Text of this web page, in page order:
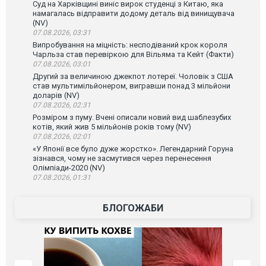
Суд на Харківщині виніс вирок студенці з Китаю, яка
намагалась відправити додому деталь від винищувача
(NV)
07.08.2026, 03:31
Випробування на міцність: несподіваний крок короля
Чарльза став перевіркою для Вільяма та Кейт (Факти)
07.08.2026, 03:01
Другий за величиною джекпот лотереї. Чоловік з США
став мультимільйонером, вигравши понад 3 мільйони
доларів (NV)
07.08.2026, 02:31
Розміром з пуму. Вчені описали новий вид шаблезубих
котів, який жив 5 мільйонів років тому (NV)
07.08.2026, 02:01
«У Японії все було дуже жорстко». Легендарний Горуна
зізнався, чому не засмутився через перенесення
Олімпіади-2020 (NV)
07.08.2026, 01:31
БЛОГОЖАБИ